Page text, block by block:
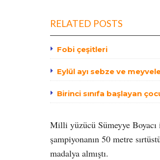
RELATED POSTS
Fobi çeşitleri
Eylül ayı sebze ve
Birinci sınıfa başlayan
Milli yüzücü Sümeyye Boyacı
şampiyonanın 50 metre
madalya almıştı.